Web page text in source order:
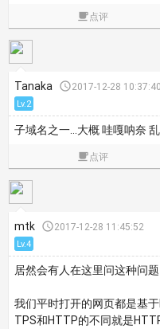
点评
Tanaka 2017-12-28 10:37:40
Lv.2
子域名之一…大概 哇嘎呐奈
点评
mtk 2017-12-28 11:45:52
Lv.4
居然会有人在这里问这种问
我们平时打开的网页都是基
TPS和HTTP的不同就是